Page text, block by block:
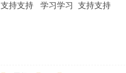
支持支持 学习学习 支持支持